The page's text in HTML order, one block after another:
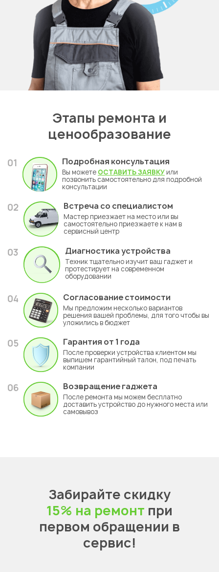
Этапы ремонта и
ценообразование
01 Подробная консультация
Вы можете ОСТАВИТЬ ЗАЯВКУ или
позвонить самостоятельно для подробной
консультации
02 Встреча со специалистом
Мастер приезжает на место или вы
самостоятельно приезжаете к нам в
сервисный центр
03 Диагностика устройства
Техник тщательно изучит ваш гаджет и
протестирует на современном
оборудовании
04 Согласование стоимости
Мы предложим несколько вариантов
решения вашей проблемы, для того чтобы вы
уложились в бюджет
05 Гарантия от 1 года
После проверки устройства клиентом мы
выпишем гарантийный талон, под печать
компании
06 Возвращение гаджета
После ремонта мы можем бесплатно
доставить устройство до нужного места или
самовывоз
Забирайте скидку
15% на ремонт при
первом обращении в
сервис!